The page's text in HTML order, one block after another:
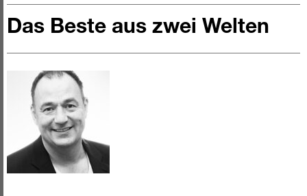
Das Beste aus zwei Welten